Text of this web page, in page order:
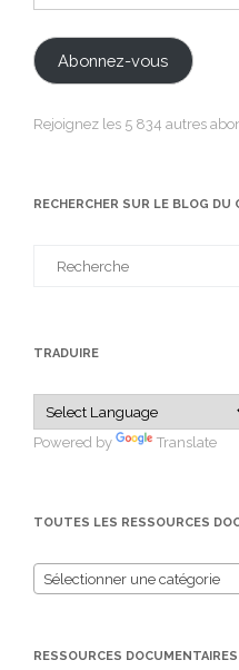
e-
mail
Abonnez-vous
Rejoignez les 5 834 autres
RECHERCHER SUR LE BLOG DU
TRADUIRE
Powered by Translate
TOUTES LES RESSOURCES
Sélectionner une catégorie
RESSOURCES